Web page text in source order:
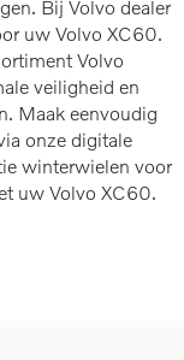
Bij Volvo dealer
uw Volvo XC60.
Volvo
veiligheid en
Maak eenvoudig
onze digitale
winterwielen voor
uw Volvo XC60.